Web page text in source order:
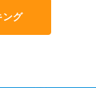
ング